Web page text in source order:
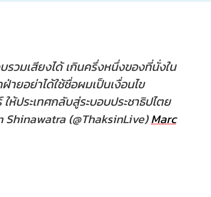
รวมเสียงได้ เกินครึ่งหนึ่งของที่นั่งใน
ยอย่าได้ใช้ชื่อผมเป็นเงื่อนไข
ห้ประเทศกลับสู่ระบอบประชาธิปไตย
(@ThaksinLive)Marc